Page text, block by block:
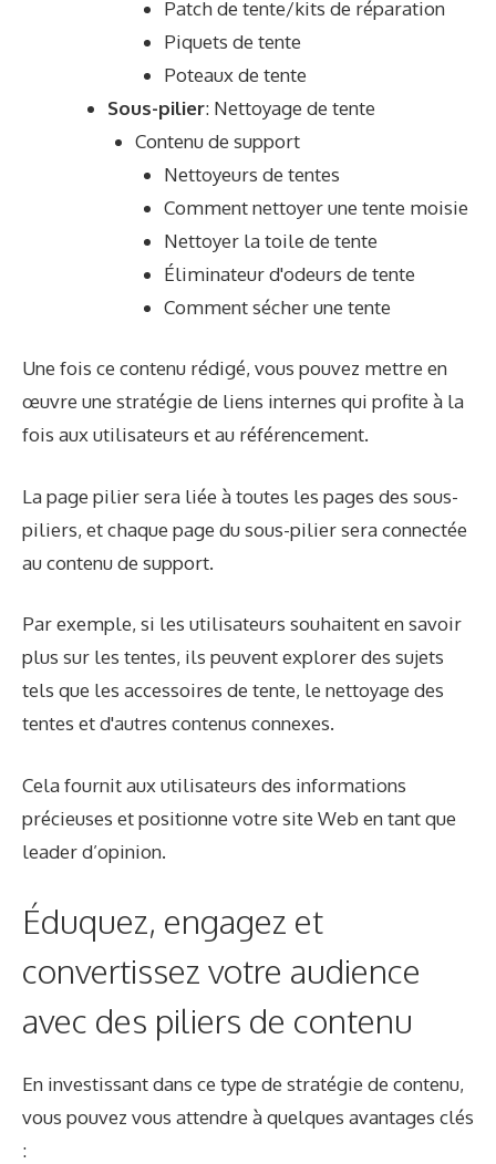
Patch de tente/kits de réparation
Piquets de tente
Poteaux de tente
Sous-pilier: Nettoyage de tente
Contenu de support
Nettoyeurs de tentes
Comment nettoyer une tente moisie
Nettoyer la toile de tente
Éliminateur d'odeurs de tente
Comment sécher une tente
Une fois ce contenu rédigé, vous pouvez mettre en
œuvre une stratégie de liens internes qui profite à la
fois aux utilisateurs et au référencement.
La page pilier sera liée à toutes les pages des sous-
piliers, et chaque page du sous-pilier sera connectée
au contenu de support.
Par exemple, si les utilisateurs souhaitent en savoir
plus sur les tentes, ils peuvent explorer des sujets
tels que les accessoires de tente, le nettoyage des
tentes et d'autres contenus connexes.
Cela fournit aux utilisateurs des informations
précieuses et positionne votre site Web en tant que
leader d’opinion.
Éduquez, engagez et
convertissez votre audience
avec des piliers de contenu
En investissant dans ce type de stratégie de contenu,
vous pouvez vous attendre à quelques avantages clés
: